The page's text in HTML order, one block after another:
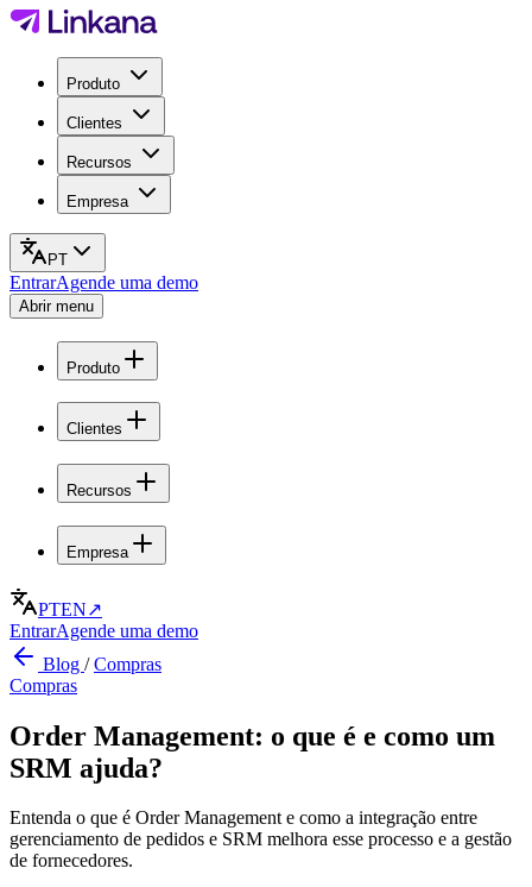
Produto
Clientes
Recursos
Empresa
PT
EntrarAgende uma demo
Abrir menu
Produto
Clientes
Recursos
Empresa
PTEN↗
EntrarAgende uma demo
Blog /Compras
Compras
Order Management: o que é e como um
SRM ajuda?
Entenda o que é Order Management e como a integração entre
gerenciamento de pedidos e SRM melhora esse processo e a gestão
de fornecedores.